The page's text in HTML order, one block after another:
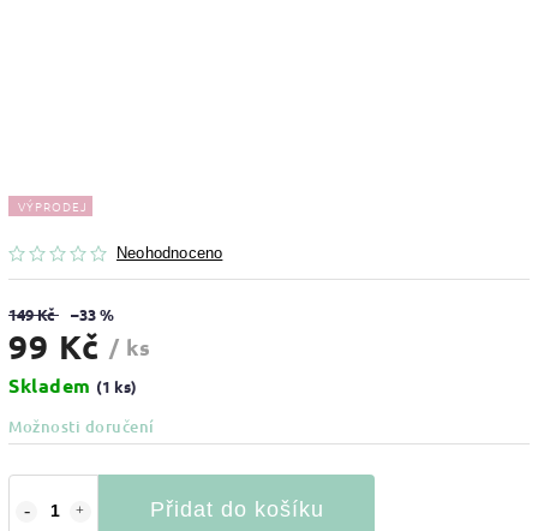
VÝPRODEJ
Neohodnoceno
149 Kč –33 %
99 Kč / ks
Skladem (1 ks)
Možnosti doručení
Přidat do košíku